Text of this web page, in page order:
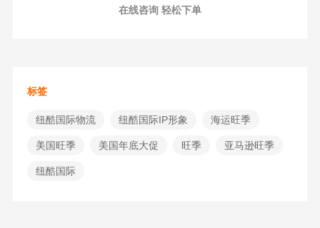
在线咨询 轻松下单
标签
纽酷国际物流 纽酷国际IP形象 海运旺季
美国旺季 美国年底大促 旺季 亚马逊旺季
纽酷国际